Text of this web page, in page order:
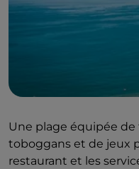
Une plage équipée
toboggans et de jeux
restaurant et les